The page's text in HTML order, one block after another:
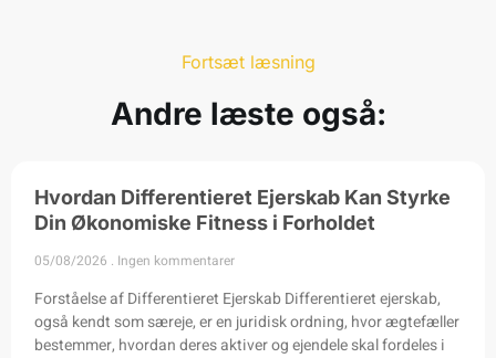
Fortsæt læsning
Andre læste også:
Hvordan Differentieret Ejerskab Kan Styrke
Din Økonomiske Fitness i Forholdet
05/08/2026 Ingen kommentarer
Forståelse af Differentieret Ejerskab Differentieret ejerskab,
også kendt som særeje, er en juridisk ordning, hvor ægtefæller
bestemmer, hvordan deres aktiver og ejendele skal fordeles i